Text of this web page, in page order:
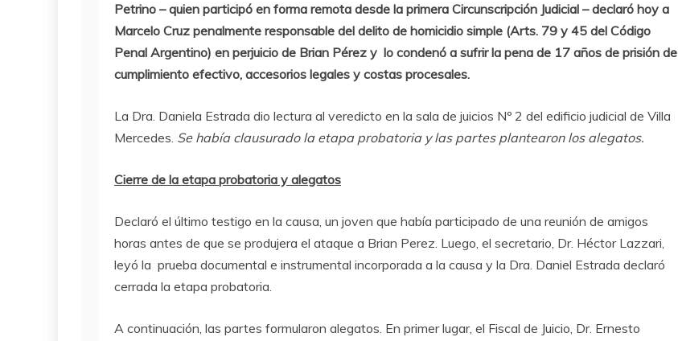
Petrino – quien participó en forma remota desde la primera Circunscripción Judicial – declaró hoy a
Marcelo Cruz penalmente responsable del delito de homicidio simple (Arts. 79 y 45 del Código
Penal Argentino) en perjuicio de Brian Pérez y lo condenó a sufrir la pena de 17 años de prisión de
cumplimiento efectivo, accesorios legales y costas procesales.
La Dra. Daniela Estrada dio lectura al veredicto en la sala de juicios Nº 2 del edificio judicial de Villa
Mercedes. Se había clausurado la etapa probatoria y las partes plantearon los alegatos.
Cierre de la etapa probatoria y alegatos
Declaró el último testigo en la causa, un joven que había participado de una reunión de amigos
horas antes de que se produjera el ataque a Brian Perez. Luego, el secretario, Dr. Héctor Lazzari,
leyó la prueba documental e instrumental incorporada a la causa y la Dra. Daniel Estrada declaró
cerrada la etapa probatoria.
A continuación, las partes formularon alegatos. En primer lugar, el Fiscal de Juicio, Dr. Ernesto